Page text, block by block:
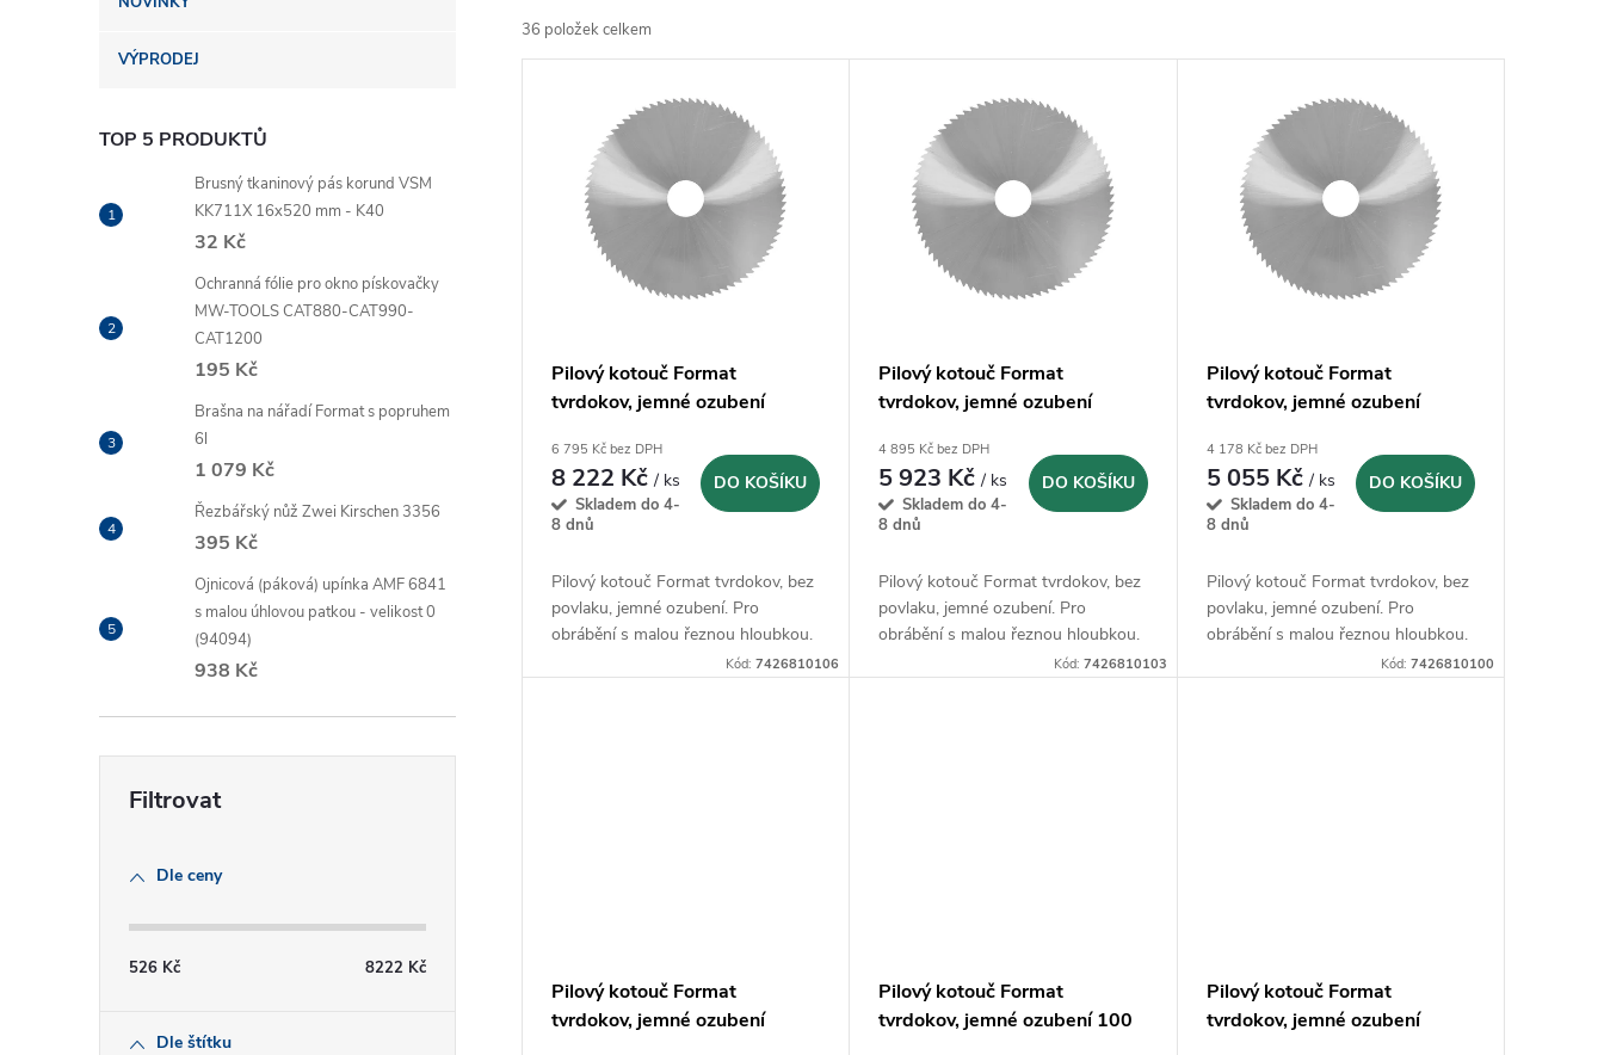
VÝPRODEJ
TOP 5 PRODUKTŮ
Brusný tkaninový pás korund VSM
KK711X 16x520 mm - K40
32 Kč
Ochranná fólie pro okno pískovačky
MW-TOOLS CAT880-CAT990-
CAT1200
195 Kč
Brašna na nářadí Format s popruhem
6l
1 079 Kč
Řezbářský nůž Zwei Kirschen 3356
395 Kč
Ojnicová (páková) upínka AMF 6841
s malou úhlovou patkou - velikost 0
(94094)
938 Kč
Dle ceny
526 Kč 8222 Kč
Dle štítku
z
36 položek celkem
k
Pilový kotouč Format
tvrdokov, jemné ozubení
6 795 Kč bez DPH
8 222 Kč/ ks
Skladem do 4-
8 dnů
DO KOŠÍKU
Pilový kotouč Format tvrdokov, bez
povlaku, jemné ozubení. Pro
obrábění s malou řeznou hloubkou.
Kód:7426810106
Pilový kotouč Format
tvrdokov, jemné ozubení
4 895 Kč bez DPH
5 923 Kč/ ks
Skladem do 4-
8 dnů
DO KOŠÍKU
Pilový kotouč Format tvrdokov, bez
povlaku, jemné ozubení. Pro
obrábění s malou řeznou hloubkou.
Kód: 7426810103
Pilový kotouč Format
tvrdokov, jemné ozubení
4 178 Kč bez DPH
5 055 Kč/ ks
Skladem do 4-
8 dnů
DO KOŠÍKU
Pilový kotouč Format tvrdokov, bez
povlaku, jemné ozubení. Pro
obrábění s malou řeznou hloubkou.
Kód: 7426810100
Pilový kotouč Format
tvrdokov, jemné ozubení
Pilový kotouč Format
tvrdokov, jemné ozubení 100
Pilový kotouč Format
tvrdokov, jemné ozubení